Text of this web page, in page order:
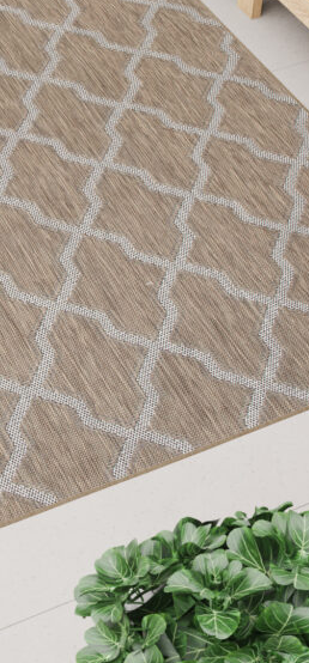
al sito di ricordare informazioni che
in cui ti trovi.
web a capire come i visitatori
tracciare gli utenti attraverso i siti web.
preziosi per gli editori e gli inserzionisti
Salva le mie preferenze